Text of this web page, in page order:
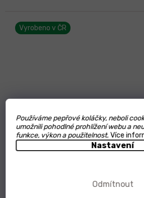
Používáme pepřové koláčky, neboli
umožnili pohodlné prohlížení webu a
funkce, výkon a použitelnost.Více
Nastavení
Odmítnout
Vyrobeno v ČR